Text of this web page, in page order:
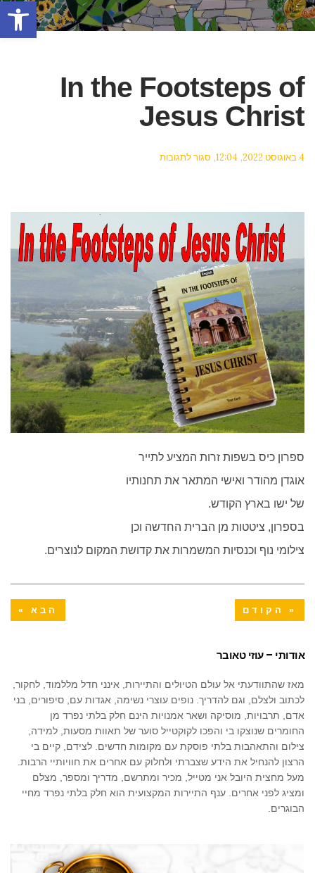
פתח
In the Footsteps of
Jesus Christ
4 באוגוסט 2022 12:04 סגור לתגובותעל
Jesus
ספרון כיס בשפות זרות המציע לתייר
אוגדן מהודר ואישי המתאר את תחנותיו
של ישו בארץ הקודש.
בספרון, ציטטות מן הברית החדשה וכן
צילומי נוף וכנסיות המשמרות את קדושת המקום לנוצרים.
« הקודם הבא »
אודותי – עוזי טאובר
מאז שהתוודעתי אל עולם הטיולים והתיירות, אינני חדל מללמוד, לחקור,
לכתוב ולצלם, וגם להדריך. נופים עוצרי נשימה, אגדות עם, סיפורים, בני
אדם, תרבויות, מוסיקה ושאר אמנויות הינם חלק בלתי נפרד מן
החומרים שנוצקו בי והפכו לקוקטייל סוער של תאוות מסעות, למידה,
צילום והתאהבות בלתי פוסקת עם מקומות חדשים. לצידם, קיים בי
הרצון להנחיל את הידע שצברתי ולחלוק עם אחרים את חוויותיי הרבות.
מעל מחצית היובל אני מטייל, מכיר ומתרשם, מדריך ומספר, מצלם
ומציג לפני אחרים. ענף התיירות המקצועית הוא חלק בלתי נפרד מחיי
הבוגרים.